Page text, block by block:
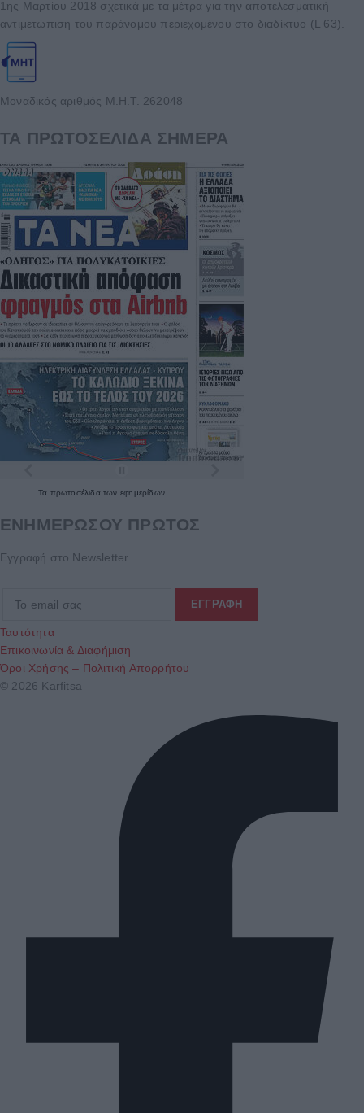
1ης Μαρτίου 2018 σχετικά με τα μέτρα για την αποτελεσματική
αντιμετώπιση του παράνομου περιεχομένου στο διαδίκτυο (L 63).
Μοναδικός αριθμός Μ.Η.Τ. 262048
ΤΑ ΠΡΩΤΟΣΕΛΙΔΑ ΣΗΜΕΡΑ
Τα πρωτοσέλιδατων εφημερίδων
ΕΝΗΜΕΡΩΣΟΥ ΠΡΩΤΟΣ
Εγγραφή στο Newsletter
Ταυτότητα
Επικοινωνία & Διαφήμιση
Όροι Χρήσης – Πολιτική Απορρήτου
© 2026 Karfitsa